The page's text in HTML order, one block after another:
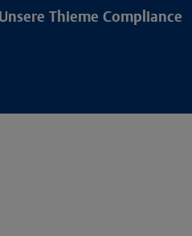
Thieme Compliance